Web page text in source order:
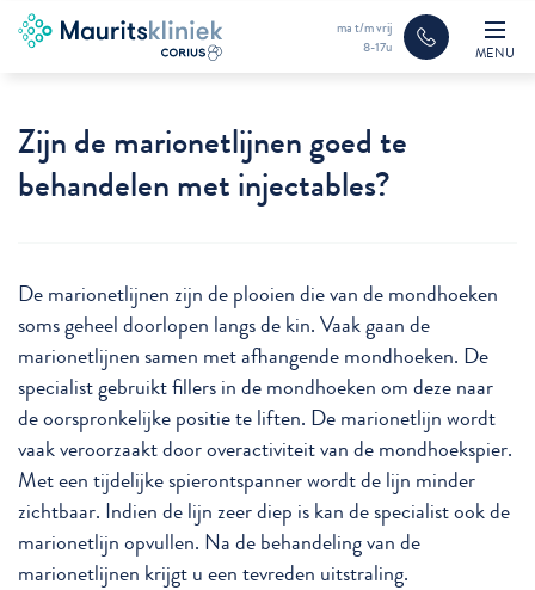
ma t/m vrij
8-17u
MENU
Zijn de marionetlijnen goed te
behandelen met injectables?
De marionetlijnen zijn de plooien die van de mondhoeken
soms geheel doorlopen langs de kin. Vaak gaan de
marionetlijnen samen met afhangende mondhoeken. De
specialist gebruikt fillers in de mondhoeken om deze naar
de oorspronkelijke positie te liften. De marionetlijn wordt
vaak veroorzaakt door overactiviteit van de mondhoekspier.
Met een tijdelijke spierontspanner wordt de lijn minder
zichtbaar. Indien de lijn zeer diep is kan de specialist ook de
marionetlijn opvullen. Na de behandeling van de
marionetlijnen krijgt u een tevreden uitstraling.